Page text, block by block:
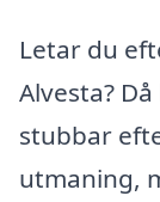
Letar du
Alvesta?
stubbar
utmaning,